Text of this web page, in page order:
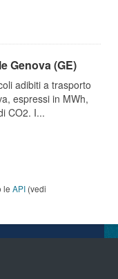
Genova (GE)
adibiti a trasporto
espressi in MWh,
CO2. I...
le API (vedi